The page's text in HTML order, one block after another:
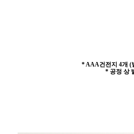
* AAA건전지 4개 (
* 공정 상